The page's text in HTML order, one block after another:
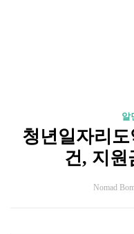
알
청년일자리
건, 지원
Nomad